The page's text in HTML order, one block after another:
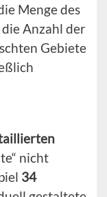
Menge des
Anzahl der
Gebiete
nicht
34